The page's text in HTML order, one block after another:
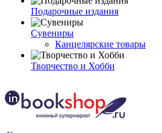
Подарочные издания
Сувениры
Канцелярские товары
Творчество и Хобби